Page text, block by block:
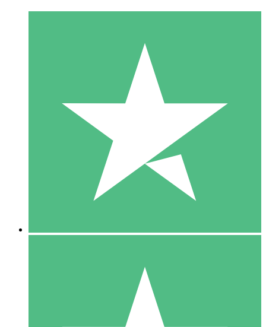
Individuella Kreditpaket
Betala per användning med nedladdningskrediter. Inget
1 Nedladdningar
10 00
10 Nedladdningar
20 00